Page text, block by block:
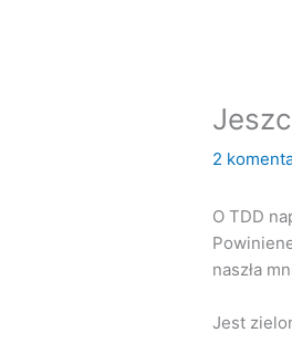
2
O TDD
naszła
Jest